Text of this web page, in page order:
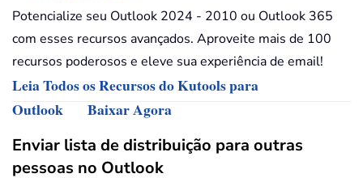
Potencialize seu Outlook 2024 - 2010 ou Outlook 365
com esses recursos avançados. Aproveite mais de 100
recursos poderosos e eleve sua experiência de email!
Leia Todos os Recursos do Kutools para
Outlook
Baixar Agora
Enviar lista de distribuição para outras
pessoas no Outlook